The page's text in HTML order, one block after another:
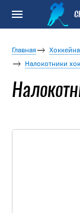
Главная
Налокотники